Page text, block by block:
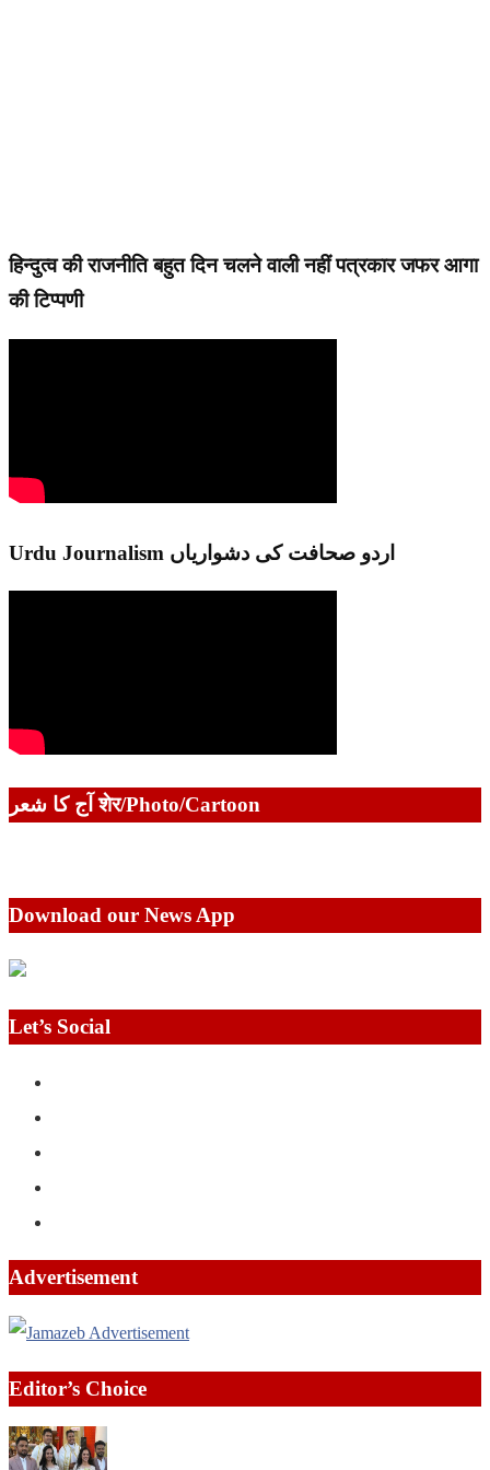
हिन्दुत्व की राजनीति बहुत दिन चलने वाली नहीं पत्रकार जफर आगा
की टिप्पणी
Urdu Journalism اردو صحافت کی دشواریاں
آج کا شعر शेर/Photo/Cartoon
Download our News App
Let’s Social
Advertisement
Editor’s Choice